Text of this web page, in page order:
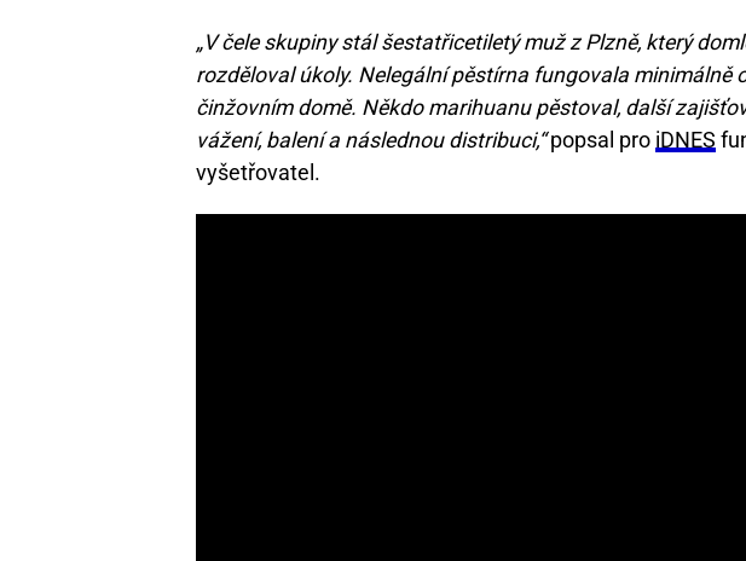
„V čele skupiny stál šestatřicetiletý muž z Plzně, který
rozděloval úkoly. Nelegální pěstírna fungovala minimálně
činžovním domě. Někdo marihuanu pěstoval, další
vážení, balení a následnou distribuci,“popsal pro iDNES
vyšetřovatel.